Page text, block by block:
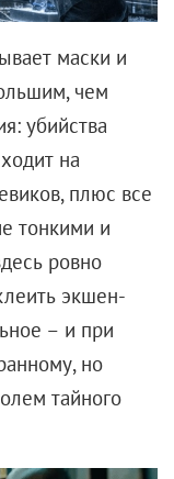
свадьбы,
видимо,
Буллок в
себя в
домашних
главной.
развелся с
наБлейк
но
так важна,